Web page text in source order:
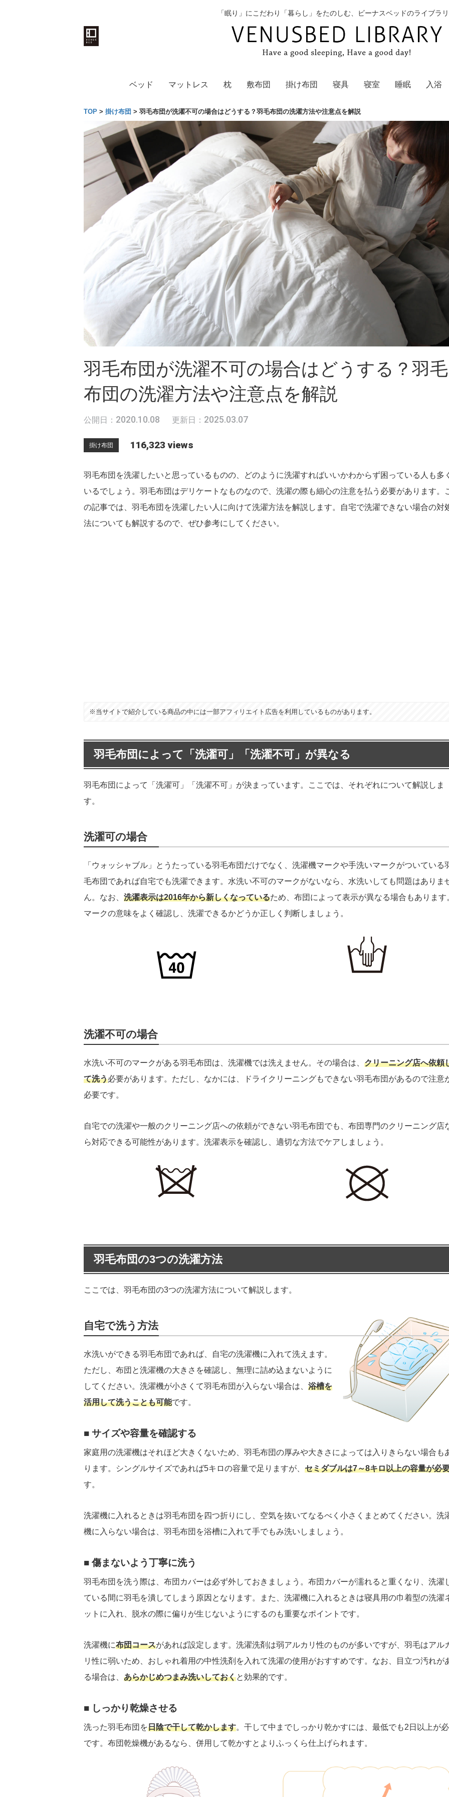
「眠り」にこだわり「暮らし」をたのしむ、ビーナスベッドのライブラ
ベッド マットレス 枕 敷布団 掛け布団 寝具 寝室 睡眠 入浴
TOP > 掛け布団 > 羽毛布団が洗濯不可の場合はどうする？羽毛布団の洗濯方法や注意点を解説
羽毛布団が洗濯不可の場合はどうする？羽毛
布団の洗濯方法や注意点を解説
公開日： 2020.10.08 更新日： 2025.03.07
掛け布団 116,323 views
羽毛布団を洗濯したいと思っているものの、どのように洗濯すればいいかわからず困っている人も多
いるでしょう。羽毛布団はデリケートなものなので、洗濯の際も細心の注意を払う必要があります。
の記事では、羽毛布団を洗濯したい人に向けて洗濯方法を解説します。自宅で洗濯できない場合の対
法についても解説するので、ぜひ参考にしてください。
※当サイトで紹介している商品の中には一部アフィリエイト広告を利用しているものがあります。
羽毛布団によって「洗濯可」「洗濯不可」が異なる
羽毛布団によって「洗濯可」「洗濯不可」が決まっています。ここでは、それぞれについて解説しま
す。
洗濯可の場合
「ウォッシャブル」とうたっている羽毛布団だけでなく、洗濯機マークや手洗いマークがついている
毛布団であれば自宅でも洗濯できます。水洗い不可のマークがないなら、水洗いしても問題はありま
ん。なお、 洗濯表示は2016年から新しくなっているため、布団によって表示が異なる場合もあります
マークの意味をよく確認し、洗濯できるかどうか正しく判断しましょう。
洗濯不可の場合
水洗い不可のマークがある羽毛布団は、洗濯機では洗えません。その場合は、 クリーニング店へ依頼
て洗う必要があります。ただし、なかには、ドライクリーニングもできない羽毛布団があるので注意
必要です。
自宅での洗濯や一般のクリーニング店への依頼ができない羽毛布団でも、布団専門のクリーニング店
ら対応できる可能性があります。洗濯表示を確認し、適切な方法でケアしましょう。
羽毛布団の3つの洗濯方法
ここでは、羽毛布団の3つの洗濯方法について解説します。
自宅で洗う方法
水洗いができる羽毛布団であれば、自宅の洗濯機に入れて洗えます。
ただし、布団と洗濯機の大きさを確認し、無理に詰め込まないように
してください。洗濯機が小さくて羽毛布団が入らない場合は、 浴槽を
活用して洗うことも可能です。
サイズや容量を確認する
家庭用の洗濯機はそれほど大きくないため、羽毛布団の厚みや大きさによっては入りきらない場合も
ります。シングルサイズであれば5キロの容量で足りますが、 セミダブルは7～8キロ以上の容量が必
す。
洗濯機に入れるときは羽毛布団を四つ折りにし、空気を抜いてなるべく小さくまとめてください。洗
機に入らない場合は、羽毛布団を浴槽に入れて手でもみ洗いしましょう。
傷まないよう丁寧に洗う
羽毛布団を洗う際は、布団カバーは必ず外しておきましょう。布団カバーが濡れると重くなり、洗濯
ている間に羽毛を潰してしまう原因となります。また、洗濯機に入れるときは寝具用の巾着型の洗濯
ットに入れ、脱水の際に偏りが生じないようにするのも重要なポイントです。
洗濯機に布団コースがあれば設定します。洗濯洗剤は弱アルカリ性のものが多いですが、羽毛はアル
リ性に弱いため、おしゃれ着用の中性洗剤を入れて洗濯の使用がおすすめです。なお、目立つ汚れが
る場合は、 あらかじめつまみ洗いしておくと効果的です。
しっかり乾燥させる
洗った羽毛布団を日陰で干して乾かします。干して中までしっかり乾かすには、最低でも2日以上が
です。布団乾燥機があるなら、併用して乾かすとよりふっくら仕上げられます。